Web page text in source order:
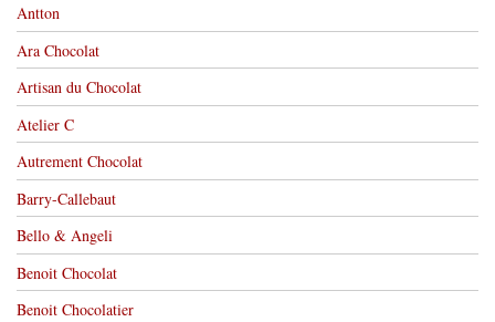
Antton
Ara Chocolat
Artisan du Chocolat
Atelier C
Autrement Chocolat
Barry-Callebaut
Bello & Angeli
Benoit Chocolat
Benoit Chocolatier